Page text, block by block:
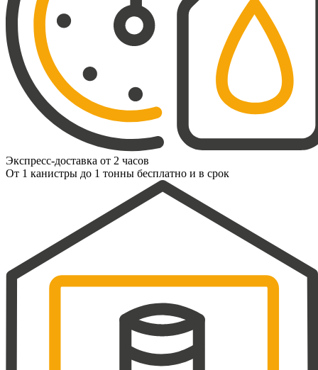
Экспресс-доставка от 2 часов
От 1 канистры до 1 тонны бесплатно и в срок